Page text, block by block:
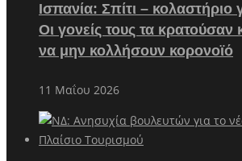
Ισπανία: Σπίτι – κολαστήριο
Οι γονείς τους τα κρατούσαν
να μην κολλήσουν κορονοϊό
11 Μαΐου 2026